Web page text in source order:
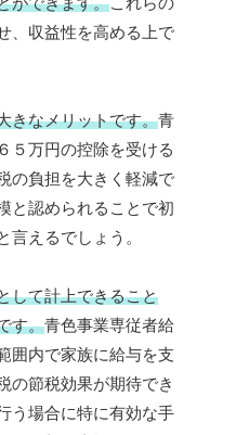
、収益性を高める上で
きなメリットです。青
５万円の控除を受ける
の負担を大きく軽減で
と認められることで初
言えるでしょう。
して計上できること
す。青色事業専従者給
囲内で家族に給与を支
の節税効果が期待でき
う場合に特に有効な手